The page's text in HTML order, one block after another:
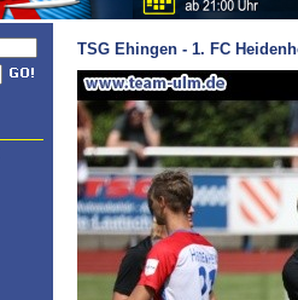
TSG Ehingen - 1. FC